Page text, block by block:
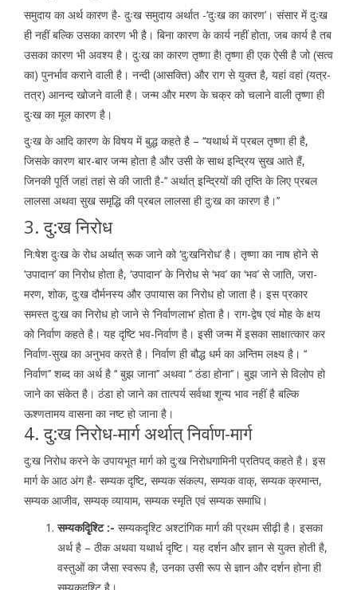
समुदाय का अर्थ कारण है- दुःख समुदाय अर्थात -’दुःख का कारण’। संसार में दुःख
ही नहीं बल्कि उसका कारण भी है। बिना कारण के कार्य नहीं होता, जब कार्य है तब
उसका कारण भी अवश्य है। दुःख का कारण तृष्णा है! तृष्णा ही एक ऐसी है जो (सत्व
का) पुनर्भाव कराने वाली है। नन्दी (आसक्ति) और राग से युक्त है, यहां वहां (यत्र-
तत्र) आनन्द खोजने वाली है। जन्म और मरण के चक्र को चलाने वाली तृष्णा ही
दुःख का मूल कारण है।
दुःख के आदि कारण के विषय में बुद्ध कहते है – ‘‘यथार्थ में प्रबल तृष्णा ही है,
जिसके कारण बार-बार जन्म होता है और उसी के साथ इन्द्रिय सुख आते हैं,
जिनकी पूर्ति जहां तहां से की जाती है-’’ अर्थात् इन्द्रियों की तृप्ति के लिए प्रबल
लालसा अथवा सुख समृद्धि की प्रबल लालसा ही दु:ख का कारण है।’’
3. दु:ख निरोध
नि:षेश दुःख के रोध अर्थात् रूक जाने को ‘दु:खनिरोध’ है। तृष्णा का नाष होने से
‘उपादान’ का निरोध होता है, ‘उपादान’ के निरोध से ‘भव’ का ‘भव’ से जाति, जरा-
मरण, शोक, दु:ख दौर्मनस्य और उपायास का निरोध हो जाता है। इस प्रकार
समस्त दु:ख का निरोध हो जाने से ‘निर्वाणलाभ’ होता है। राग-द्वेष एवं मोह के क्षय
को निर्वाण कहते है। यह दृष्टि भव-निर्वाण है। इसी जन्म में इसका साक्षात्कार कर
निर्वाण-सुख का अनुभव करते है। निर्वाण ही बौद्ध धर्म का अन्तिम लक्ष्य है। ‘‘
निर्वाण’’ शब्द का अर्थ है ‘‘ बुझ जाना’’ अथवा ‘‘ ठंडा होना’’। बुझ जाने से विलोप हो
जाने का संकेत है। ठंडा हो जाने का तात्पर्य सर्वथा शून्य भाव नहीं है बल्कि
ऊश्णतामय वासना का नष्ट हो जाना है।
4. दु:ख निरोध-मार्ग अर्थात् निर्वाण-मार्ग
दु:ख निरोध करने के उपायभूत मार्ग को दु:ख निरोधगामिनी प्रतिपद् कहते है। इस
मार्ग के आठ अंग है- सम्यक दृष्टि, सम्यक संकल्प, सम्यक वाक्, सम्यक क्रमान्त,
सम्यक आजीव, सम्यक् व्यायाम, सम्यक स्मृति एवं सम्यक समाधि।
सम्यकदृृिश्टि :- सम्यकदृश्टि अश्टांगिक मार्ग की प्रथम सीढ़ी है। इसका
अर्थ है – ठीक अथवा यथार्थ दृष्टि। यह दर्शन और ज्ञान से युक्त होती है,
वस्तुओं का जैसा स्वरूप है, उनका उसी रूप से ज्ञान और दर्शन होना ही